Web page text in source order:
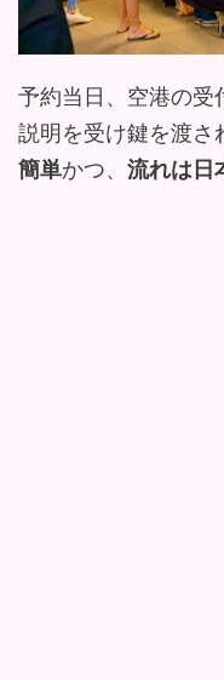
予約当日、空港の受
説明を受け鍵を渡さ
簡単かつ、 流れは日